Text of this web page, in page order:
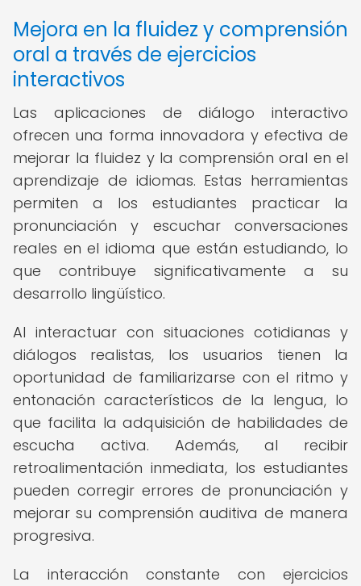
Mejora en la fluidez y comprensión
oral a través de ejercicios
interactivos
Las aplicaciones de diálogo interactivo
ofrecen una forma innovadora y efectiva de
mejorar la fluidez y la comprensión oral en el
aprendizaje de idiomas. Estas herramientas
permiten a los estudiantes practicar la
pronunciación y escuchar conversaciones
reales en el idioma que están estudiando, lo
que contribuye significativamente a su
desarrollo lingüístico.
Al interactuar con situaciones cotidianas y
diálogos realistas, los usuarios tienen la
oportunidad de familiarizarse con el ritmo y
entonación característicos de la lengua, lo
que facilita la adquisición de habilidades de
escucha activa. Además, al recibir
retroalimentación inmediata, los estudiantes
pueden corregir errores de pronunciación y
mejorar su comprensión auditiva de manera
progresiva.
La interacción constante con ejercicios